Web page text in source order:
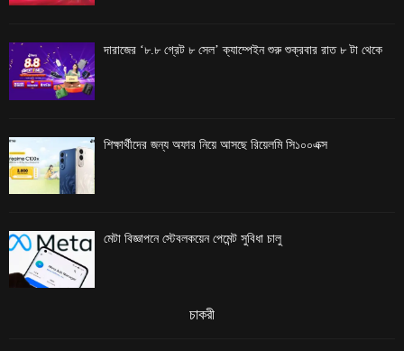
দারাজের ‘৮.৮ গ্রেট ৮ সেল’ ক্যাম্পেইন শুরু শুক্রবার রাত ৮ টা থেকে
শিক্ষার্থীদের জন্য অফার নিয়ে আসছে রিয়েলমি সি১০০এক্স
মেটা বিজ্ঞাপনে স্টেবলকয়েন পেমেন্ট সুবিধা চালু
চাকরী